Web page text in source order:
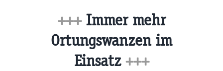
+++ Immer mehr
Ortungswanzen im
Einsatz +++